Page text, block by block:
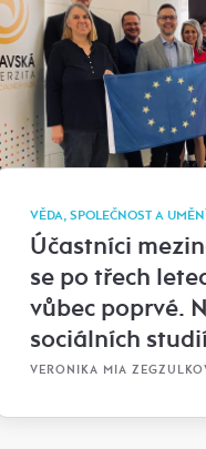
VĚDA, SPOLEČNOST A
Účastníci
se po třech
vůbec poprvé.
sociálních
VERONIKA MIA